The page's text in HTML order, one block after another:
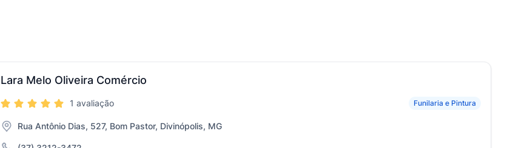
Lara Melo Oliveira Comércio
Funilaria e Pintura
1 avaliação
Rua Antônio Dias, 527, Bom Pastor, Divinópolis, MG